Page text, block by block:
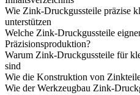
Wie Zink-Druckgussteile präzise
unterstützen
Welche Zink-Druckgussteile
Präzisionsproduktion?
Warum Zink-Druckgussteile für
sind
Wie die Konstruktion von
Wie der Werkzeugbau Zink-